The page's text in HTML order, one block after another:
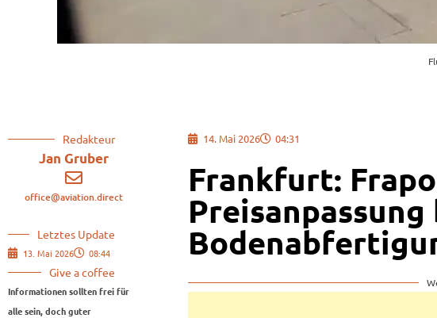
Redakteur
Jan Gruber
office@aviation.direct
Letztes Update
13. Mai 2026 08:44
Give a coffee
Informationen sollten frei für
alle sein, doch guter
14. Mai 2026 04:31
Frankfurt:
Preisanpassung